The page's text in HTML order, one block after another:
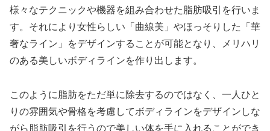
様々なテクニックや機器を組み合わせた脂肪吸引を行いま
す。それにより女性らしい「曲線美」やほっそりした「華
奢なライン」をデザインすることが可能となり、メリハリ
のある美しいボディラインを作り出します。
このように脂肪をただ単に除去するのではなく、一人ひと
りの雰囲気や骨格を考慮してボディラインをデザインしな
がら脂肪吸引を行うので美しい体を手に入れることができ